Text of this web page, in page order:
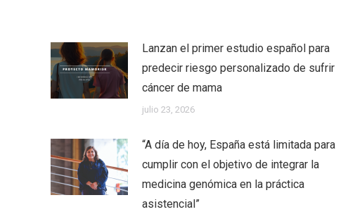
Lanzan el primer estudio español para
predecir riesgo personalizado de sufrir
cáncer de mama
julio 23, 2026
“A día de hoy, España está limitada para
cumplir con el objetivo de integrar la
medicina genómica en la práctica
asistencial”